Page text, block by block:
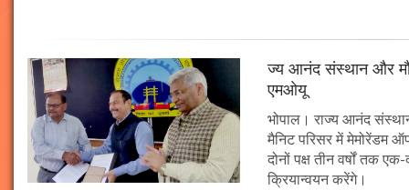
ज्य आनंद संस्थान और
एमओयू
भोपाल। राज्य आनंद
मैनिट परिसर में मेमोरेंडम
दोनों पक्ष तीन वर्षों तक
क्रियान्वयन करेंगे।